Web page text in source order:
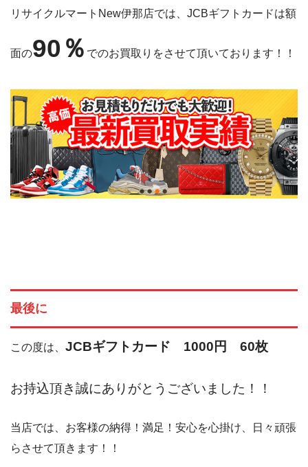
リサイクルマートNew伊那店では、JCBギフトカードは額
面の90％ でのお買取りをさせて頂いております！！
最後に
この度は、 JCBギフトカード 1000円 60枚
お持込頂き誠にありがとうございました！！
当店では、お客様の納得！満足！安心を心掛け、日々頑張
らさせて頂きます！！